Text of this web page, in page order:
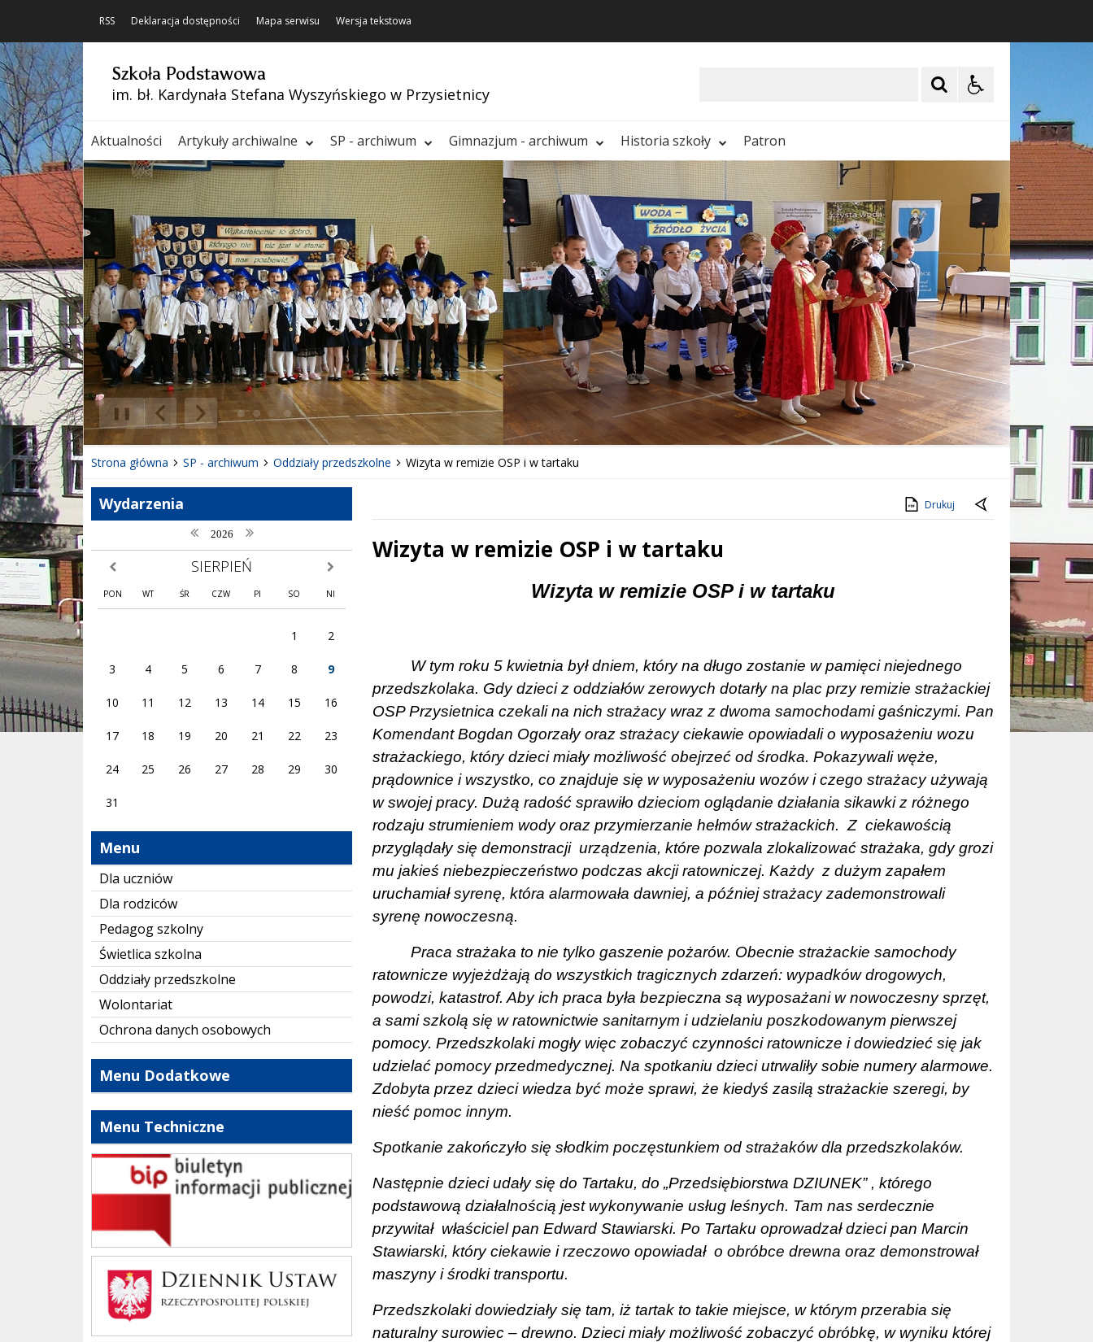
RSS Deklaracja dostępności Mapa serwisu Wersja tekstowa
Szkoła Podstawowa
im. bł. Kardynała Stefana Wyszyńskiego w Przysietnicy
Aktualności Artykuły archiwalne SP - archiwum Gimnazjum - archiwum Historia szkoły Patron
Poprzedni Element
Następny Element
❚❚
Strona główna SP - archiwum Oddziały przedszkolne Wizyta w remizie OSP i w tartaku
Wydarzenia
poprzedni rok
2026 następny rok
poprzedni miesiąc SIERPIEŃ następny miesiąc
PON WT ŚR CZW PI SO NI
1 2
3 4 5 6 7 8 9
10 11 12 13 14 15 16
17 18 19 20 21 22 23
24 25 26 27 28 29 30
31
Menu
Dla uczniów
Dla rodziców
Pedagog szkolny
Świetlica szkolna
Oddziały przedszkolne
Wolontariat
Ochrona danych osobowych
Menu Dodatkowe
Menu Techniczne
bip szkoły
Dziennik Polski
Drukuj
Wizyta w remizie OSP i w tartaku
Wizyta w remizie OSP i w tartaku
W tym roku 5 kwietnia był dniem, który na długo zostanie w pamięci niejednego
przedszkolaka. Gdy dzieci z oddziałów zerowych dotarły na plac przy remizie strażackiej
OSP Przysietnica czekali na nich strażacy wraz z dwoma samochodami gaśniczymi. Pan
Komendant Bogdan Ogorzały oraz strażacy ciekawie opowiadali o wyposażeniu wozu
strażackiego, który dzieci miały możliwość obejrzeć od środka. Pokazywali węże,
prądownice i wszystko, co znajduje się w wyposażeniu wozów i czego strażacy używają
w swojej pracy. Dużą radość sprawiło dzieciom oglądanie działania sikawki z różnego
rodzaju strumieniem wody oraz przymierzanie hełmów strażackich. Z ciekawością
przyglądały się demonstracji urządzenia, które pozwala zlokalizować strażaka, gdy grozi
mu jakieś niebezpieczeństwo podczas akcji ratowniczej. Każdy z dużym zapałem
uruchamiał syrenę, która alarmowała dawniej, a później strażacy zademonstrowali
syrenę nowoczesną.
Praca strażaka to nie tylko gaszenie pożarów. Obecnie strażackie samochody
ratownicze wyjeżdżają do wszystkich tragicznych zdarzeń: wypadków drogowych,
powodzi, katastrof. Aby ich praca była bezpieczna są wyposażani w nowoczesny sprzęt,
a sami szkolą się w ratownictwie sanitarnym i udzielaniu poszkodowanym pierwszej
pomocy. Przedszkolaki mogły więc zobaczyć czynności ratownicze i dowiedzieć się jak
udzielać pomocy przedmedycznej. Na spotkaniu dzieci utrwaliły sobie numery alarmowe.
Zdobyta przez dzieci wiedza być może sprawi, że kiedyś zasilą strażackie szeregi, by
nieść pomoc innym.
Spotkanie zakończyło się słodkim poczęstunkiem od strażaków dla przedszkolaków.
Następnie dzieci udały się do Tartaku, do „Przedsiębiorstwa DZIUNEK” , którego
podstawową działalnością jest wykonywanie usług leśnych. Tam nas serdecznie
przywitał właściciel pan Edward Stawiarski. Po Tartaku oprowadzał dzieci pan Marcin
Stawiarski, który ciekawie i rzeczowo opowiadał o obróbce drewna oraz demonstrował
maszyny i środki transportu.
Przedszkolaki dowiedziały się tam, iż tartak to takie miejsce, w którym przerabia się
naturalny surowiec – drewno. Dzieci miały możliwość zobaczyć obróbkę, w wyniku której